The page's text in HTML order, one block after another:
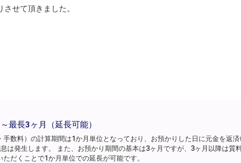
せて頂きました。
最長3ヶ月（延長可能）
手数料）の計算期間は1か月単位となっており、お預かりした日に元金を返
は発生します。 また、お預かり期間の基本は3ヶ月ですが、3ヶ月以降は質
ただくことで1か月単位での延長が可能です。